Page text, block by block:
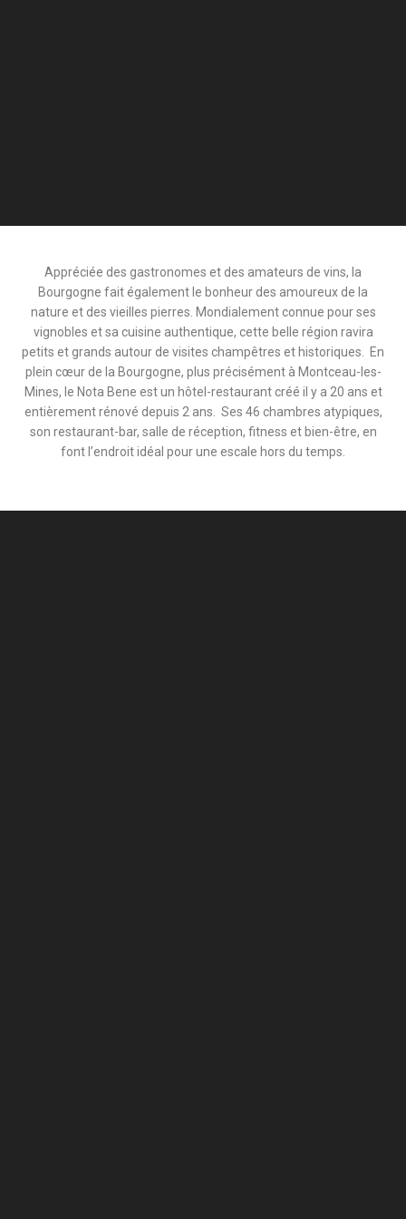
Appréciée des gastronomes et des amateurs de vins, la
Bourgogne fait également le bonheur des amoureux de la
nature et des vieilles pierres. Mondialement connue pour ses
vignobles et sa cuisine authentique, cette belle région ravira
petits et grands autour de visites champêtres et historiques.
En
plein cœur de la Bourgogne, plus précisément à Montceau-les-
Mines, le Nota Bene est un hôtel-restaurant créé il y a 20 ans et
entièrement rénové depuis 2 ans. Ses 46 chambres atypiques,
son restaurant-bar, salle de réception, fitness et bien-être, en
font l’endroit idéal pour une escale hors du temps.